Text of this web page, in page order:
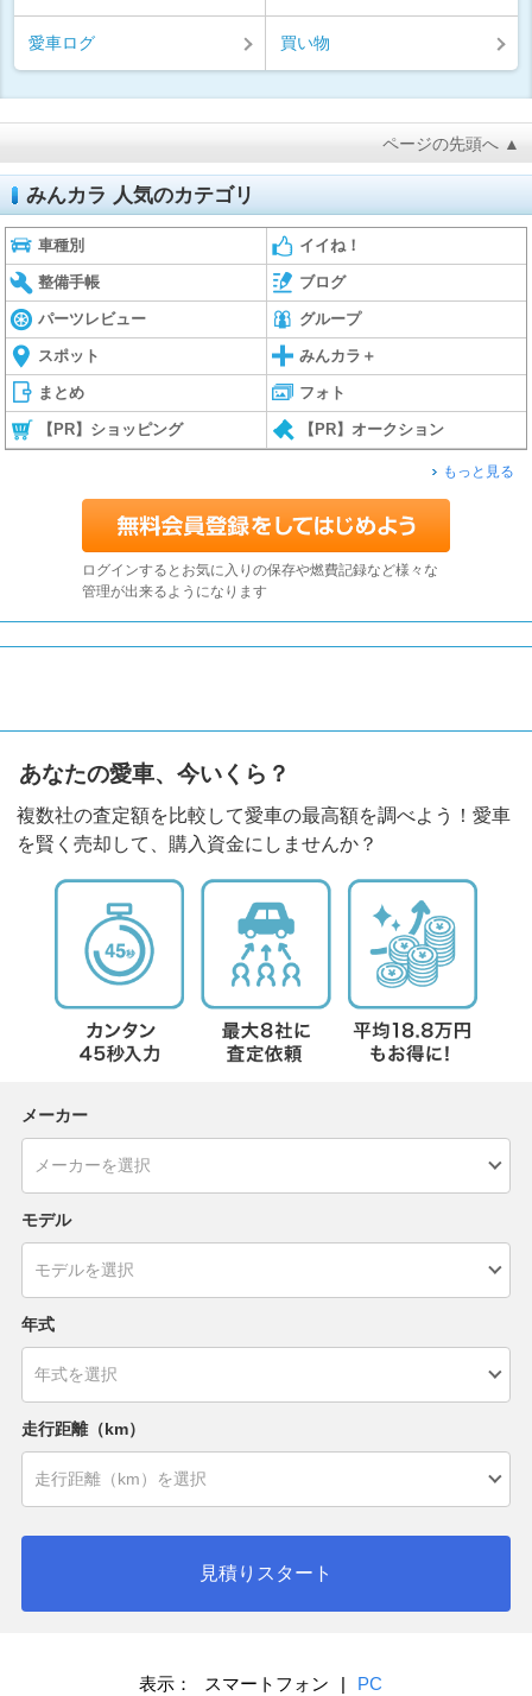
愛車ログ 買い物
ページの先頭へ ▲
みんカラ 人気のカテゴリ
車種別 イイね！
整備手帳 ブログ
パーツレビュー グループ
スポット みんカラ＋
まとめ フォト
【PR】ショッピング 【PR】オークション
もっと見る
ログインするとお気に入りの保存や燃費記録など様々な
管理が出来るようになります
あなたの愛車、今いくら？
複数社の査定額を比較して愛車の最高額を調べよう！愛車
を賢く売却して、購入資金にしませんか？
メーカー
モデル
年式
走行距離（km）
見積りスタート
表示： スマートフォン | PC